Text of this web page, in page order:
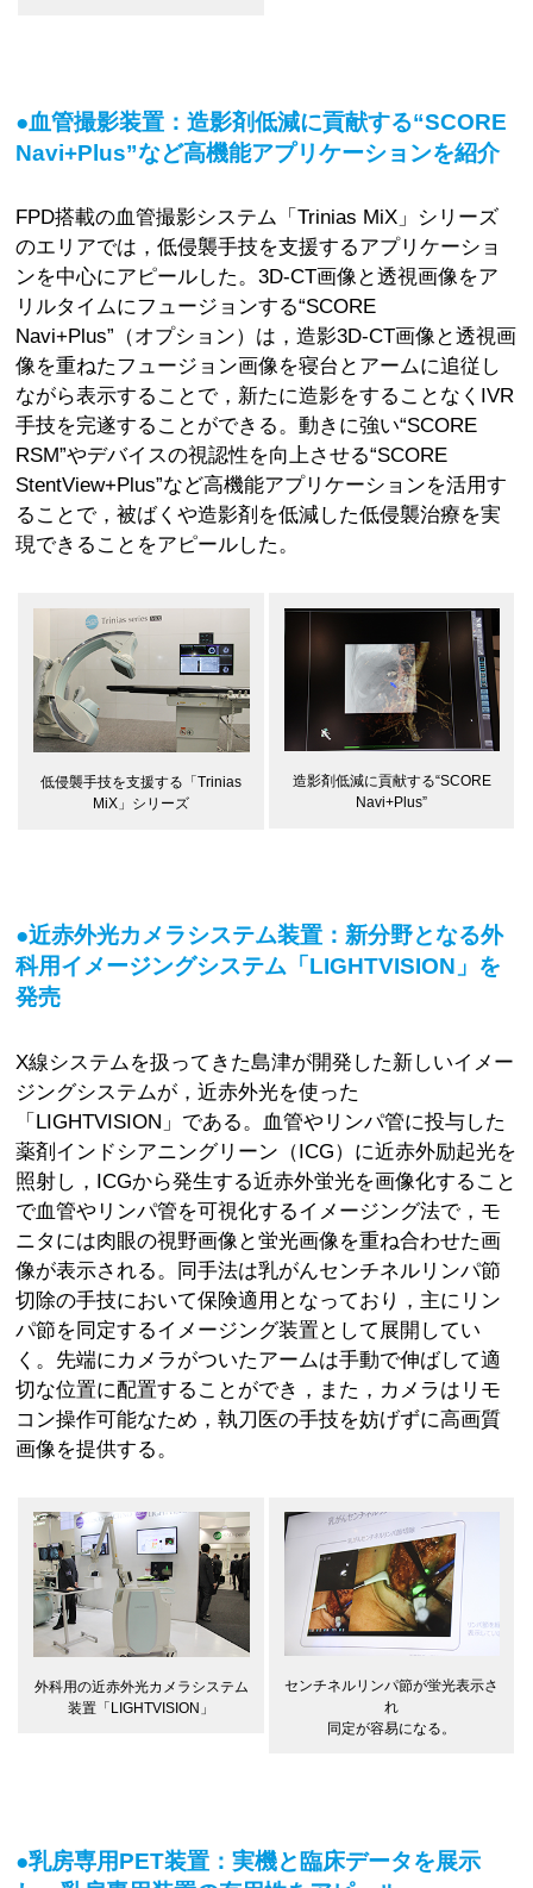
●血管撮影装置：造影剤低減に貢献する“SCORE
Navi+Plus”など高機能アプリケーションを紹介
FPD搭載の血管撮影システム「Trinias MiX」シリーズ
のエリアでは，低侵襲手技を支援するアプリケーショ
ンを中心にアピールした。3D-CT画像と透視画像をア
リルタイムにフュージョンする“SCORE
Navi+Plus”（オプション）は，造影3D-CT画像と透視画
像を重ねたフュージョン画像を寝台とアームに追従し
ながら表示することで，新たに造影をすることなくIVR
手技を完遂することができる。動きに強い“SCORE
RSM”やデバイスの視認性を向上させる“SCORE
StentView+Plus”など高機能アプリケーションを活用す
ることで，被ばくや造影剤を低減した低侵襲治療を実
現できることをアピールした。
低侵襲手技を支援する「Trinias
MiX」シリーズ
造影剤低減に貢献する“SCORE
Navi+Plus”
●近赤外光カメラシステム装置：新分野となる外
科用イメージングシステム「LIGHTVISION」を
発売
X線システムを扱ってきた島津が開発した新しいイメー
ジングシステムが，近赤外光を使った
「LIGHTVISION」である。血管やリンパ管に投与した
薬剤インドシアニングリーン（ICG）に近赤外励起光を
照射し，ICGから発生する近赤外蛍光を画像化すること
で血管やリンパ管を可視化するイメージング法で，モ
ニタには肉眼の視野画像と蛍光画像を重ね合わせた画
像が表示される。同手法は乳がんセンチネルリンパ節
切除の手技において保険適用となっており，主にリン
パ節を同定するイメージング装置として展開してい
く。先端にカメラがついたアームは手動で伸ばして適
切な位置に配置することができ，また，カメラはリモ
コン操作可能なため，執刀医の手技を妨げずに高画質
画像を提供する。
外科用の近赤外光カメラシステム
装置「LIGHTVISION」
センチネルリンパ節が蛍光表示さ
れ
同定が容易になる。
●乳房専用PET装置：実機と臨床データを展示